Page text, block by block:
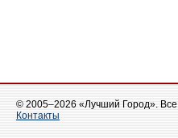
© 2005–2026 «Лучший Город».
Контакты